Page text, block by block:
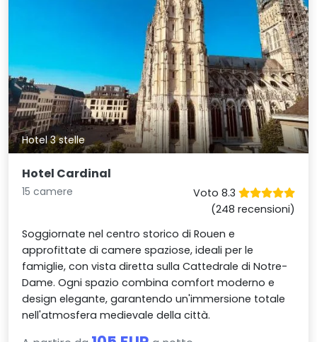
Hotel 3 stelle
Hotel Cardinal
15 camere
Voto 8.3
(248 recensioni)
Soggiornate nel centro storico di Rouen e
approfittate di camere spaziose, ideali per le
famiglie, con vista diretta sulla Cattedrale di Notre-
Dame. Ogni spazio combina comfort moderno e
design elegante, garantendo un'immersione totale
nell'atmosfera medievale della città.